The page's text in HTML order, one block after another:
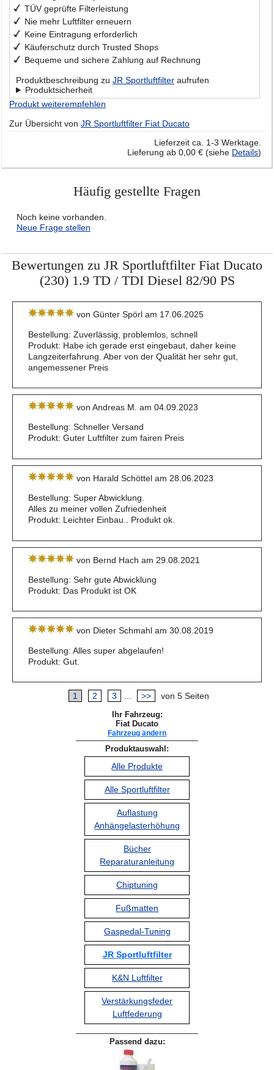
TÜV geprüfte Filterleistung
Nie mehr Luftfilter erneuern
Keine Eintragung erforderlich
Käuferschutz durch Trusted Shops
Bequeme und sichere Zahlung auf Rechnung
Produktbeschreibung zu JR Sportluftfilter aufrufen
Produktsicherheit
Produkt weiterempfehlen
Zur Übersicht von JR Sportluftfilter Fiat Ducato
Lieferzeit ca. 1-3 Werktage.
Lieferung ab 0,00 € (siehe Details)
Häufig gestellte Fragen
Noch keine vorhanden.
Neue Frage stellen
Bewertungen zu JR Sportluftfilter Fiat Ducato
(230) 1.9 TD / TDI Diesel 82/90 PS
von Günter Spörl am 17.06.2025
Bestellung: Zuverlässig, problemlos, schnell
Produkt: Habe ich gerade erst eingebaut, daher keine
Langzeiterfahrung. Aber von der Qualität her sehr gut,
angemessener Preis
von Andreas M. am 04.09.2023
Bestellung: Schneller Versand
Produkt: Guter Luftfilter zum fairen Preis
von Harald Schöttel am 28.06.2023
Bestellung: Super Abwicklung.
Alles zu meiner vollen Zufriedenheit
Produkt: Leichter Einbau.. Produkt ok.
von Bernd Hach am 29.08.2021
Bestellung: Sehr gute Abwicklung
Produkt: Das Produkt ist OK
von Dieter Schmahl am 30.08.2019
Bestellung: Alles super abgelaufen!
Produkt: Gut.
1 2 3 ... >> von 5 Seiten
Ihr Fahrzeug:
Fiat Ducato
Fahrzeug ändern
Produktauswahl:
Alle Produkte
Alle Sportluftfilter
Auflastung
Anhängelasterhöhung
Bücher
Reparaturanleitung
Chiptuning
Fußmatten
Gaspedal-Tuning
JR Sportluftfilter
K&N Luftfilter
Verstärkungsfeder
Luftfederung
Passend dazu: